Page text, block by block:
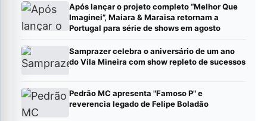
Após lançar o projeto completo “Melhor Que
Imaginei”, Maiara & Maraisa retornam a
Portugal para série de shows em agosto
Samprazer celebra o aniversário de um ano
do Vila Mineira com show repleto de sucessos
Pedrão MC apresenta "Famoso P" e
reverencia legado de Felipe Boladão